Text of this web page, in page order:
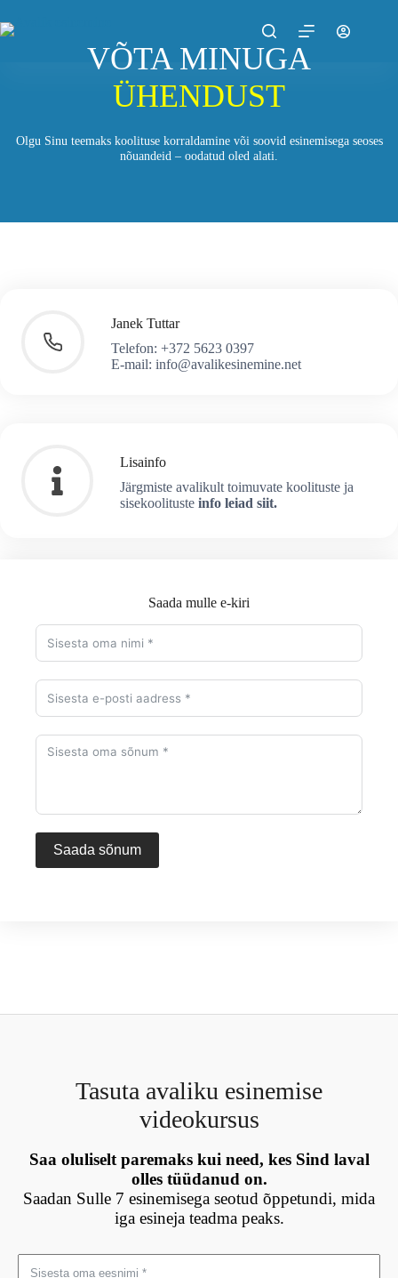
to
content
VÕTA MINUGA
ÜHENDUST
Olgu Sinu teemaks koolituse korraldamine või soovid esinemisega seoses
nõuandeid – oodatud oled alati.
Janek Tuttar
Telefon: +372 5623 0397
E-mail: info@avalikesinemine.net
Lisainfo
Järgmiste avalikult toimuvate koolituste ja
sisekoolituste info leiad siit.
Saada mulle e-kiri
Saada sõnum
Tasuta avaliku esinemise
videokursus
Saa oluliselt paremaks kui need, kes Sind laval
olles tüüdanud on.
Saadan Sulle 7 esinemisega seotud õppetundi, mida
iga esineja teadma peaks.